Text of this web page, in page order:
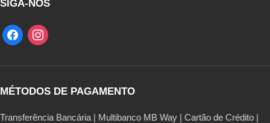
SIGA-NOS
MÉTODOS DE PAGAMENTO
Transferência Bancária | Multibanco MB Way | Cartão de Crédito |